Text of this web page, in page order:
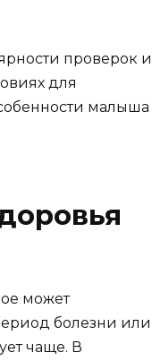
проверок и
для
малыша
может
болезни или
чаще. В